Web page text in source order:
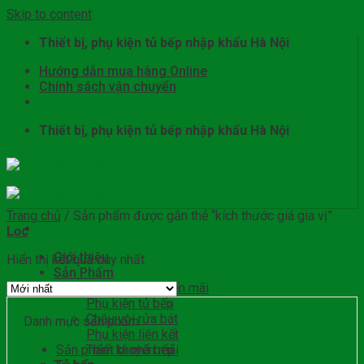
Skip to content
Thiết bị, phụ kiện tủ bếp nhập khẩu Hà Nội
Hướng dẫn mua hàng Online
Chính sách vận chuyển
Thiết bị, phụ kiện tủ bếp nhập khẩu Hà Nội
Giới thiệu
Sản Phẩm
Sản phẩm khuyến mãi
Phụ kiện tủ bếp
Chậu vòi rửa bát
Phụ kiện liên kết
Thiết bị nhà bếp
Trang chủ / Sản phẩm được gắn thẻ “kích thước giá gia vị”
Lọc
Hiển thị kết quả duy nhất
Danh mục sản phẩm
Sản phẩm khuyến mãi